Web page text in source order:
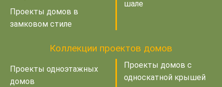
Проекты домов в
замковом стиле
шале
Коллекции проектов домов
Проекты одноэтажных
домов
Проекты домов с
односкатной крышей